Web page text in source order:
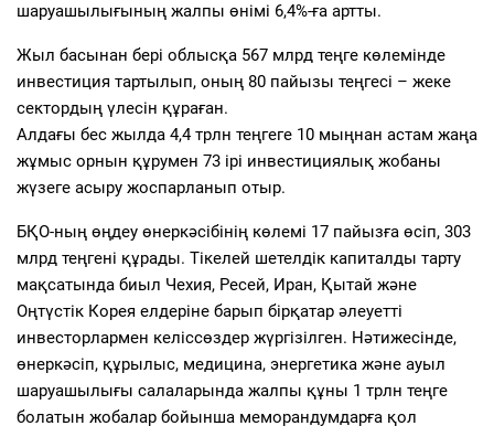
шаруашылығының жалпы өнімі 6,4%-ға артты.
Жыл басынан бері облысқа 567 млрд теңге көлемінде
инвестиция тартылып, оның 80 пайызы теңгесі – жеке
сектордың үлесін құраған.
Алдағы бес жылда 4,4 трлн теңгеге 10 мыңнан астам жаңа
жұмыс орнын құрумен 73 ірі инвестициялық жобаны
жүзеге асыру жоспарланып отыр.
БҚО-ның өңдеу өнеркәсібінің көлемі 17 пайызға өсіп, 303
млрд теңгені құрады. Тікелей шетелдік капиталды тарту
мақсатында биыл Чехия, Ресей, Иран, Қытай және
Оңтүстік Корея елдеріне барып бірқатар әлеуетті
инвесторлармен келіссөздер жүргізілген. Нәтижесінде,
өнеркәсіп, құрылыс, медицина, энергетика және ауыл
шаруашылығы салаларында жалпы құны 1 трлн теңге
болатын жобалар бойынша меморандумдарға қол